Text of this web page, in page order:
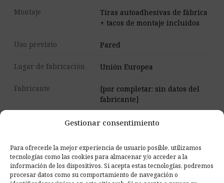
Gestionar consentimiento
Para ofrecerle la mejor experiencia de usuario posible, utilizamos
tecnologías como las cookies para almacenar y/o acceder a la
información de los dispositivos. Si acepta estas tecnologías, podremos
procesar datos como su comportamiento de navegación o
Montaje
Tiras autoadhesivas de fábrica
+ tacos de montaje incluidos
Uso previsto Pared
Lugar de fabricación Unión Europea
Fabricante
[por completar: sin datos del
fabricante]
Documentos y muestras
request_quoteOferta para empresas contacta con nosotros